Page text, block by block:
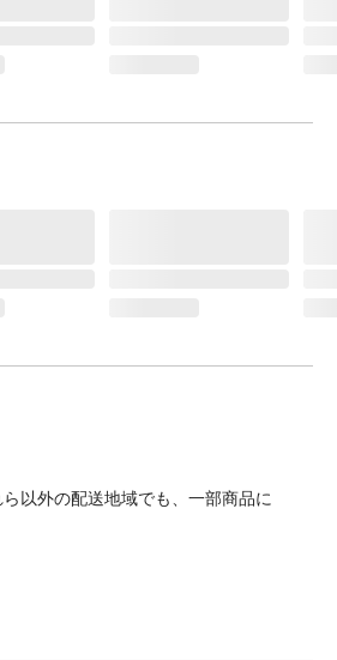
以外の配送地域でも、一部商品に